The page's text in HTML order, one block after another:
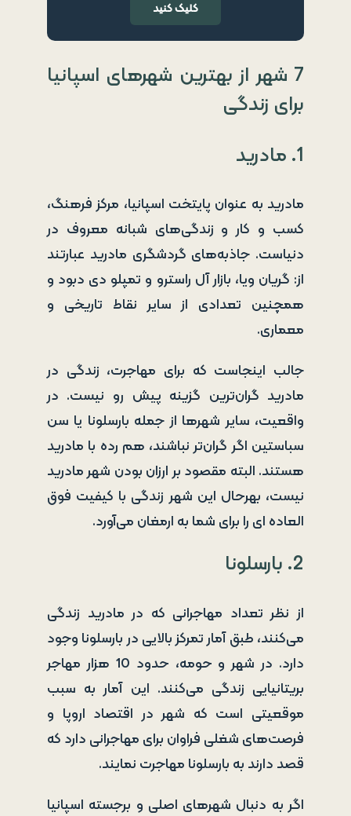
کلیک کنید
7 شهر از بهترین شهرهای اسپانیا
برای زندگی
1. مادرید
مادرید به عنوان پایتخت اسپانیا، مرکز فرهنگ،
کسب و کار و زندگی‌های شبانه معروف در
دنیاست. جاذبه‌های گردشگری مادرید عبارتند
از: گریان ویا، بازار آل راسترو و تمپلو دی دبود و
همچنین تعدادی از سایر نقاط تاریخی و
معماری.
جالب اینجاست که برای مهاجرت، زندگی در
مادرید گران‌ترین گزینه پیش رو نیست. در
واقعیت، سایر شهرها از جمله بارسلونا یا سن
سباستین اگر گران‌تر نباشند، هم رده با مادرید
هستند. البته مقصود بر ارزان بودن شهر مادرید
نیست، بهرحال این شهر زندگی با کیفیت فوق
العاده ای را برای شما به ارمغان می‌آورد.
2. بارسلونا
از نظر تعداد مهاجرانی که در مادرید زندگی
می‌کنند، طبق آمار تمرکز بالایی در بارسلونا وجود
دارد. در شهر و حومه، حدود 10 هزار مهاجر
بریتانیایی زندگی می‌کنند. این آمار به سبب
موقعیتی است که شهر در اقتصاد اروپا و
فرصت‌های شغلی فراوان برای مهاجرانی دارد که
قصد دارند به بارسلونا مهاجرت نمایند.
اگر به دنبال شهرهای اصلی و برجسته اسپانیا